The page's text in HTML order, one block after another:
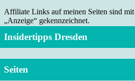
Affiliate Links auf meinen Seiten sind mit
„Anzeige“ gekennzeichnet.
Insidertipps Dresden
Seiten